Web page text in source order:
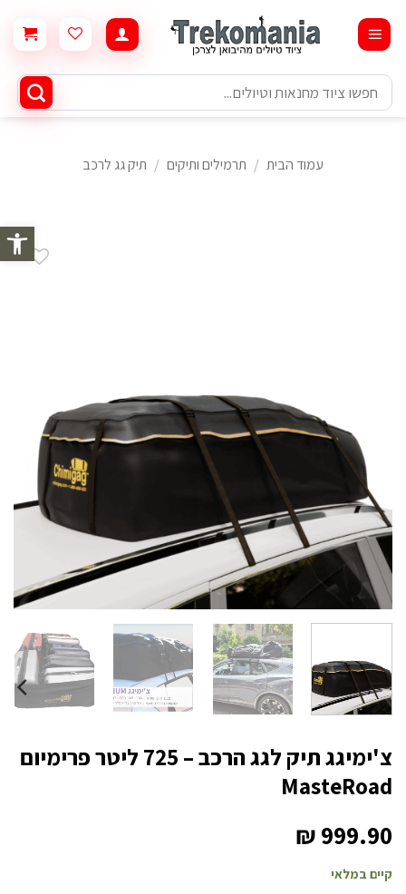
פתח
content
חיפוש
עבור:
עמוד הבית / תרמילים ותיקים / תיק גג לרכב
צ'ימיגג תיק לגג הרכב – 725 ליטר פרימיום
MasteRoad
₪999.90
קיים במלאי